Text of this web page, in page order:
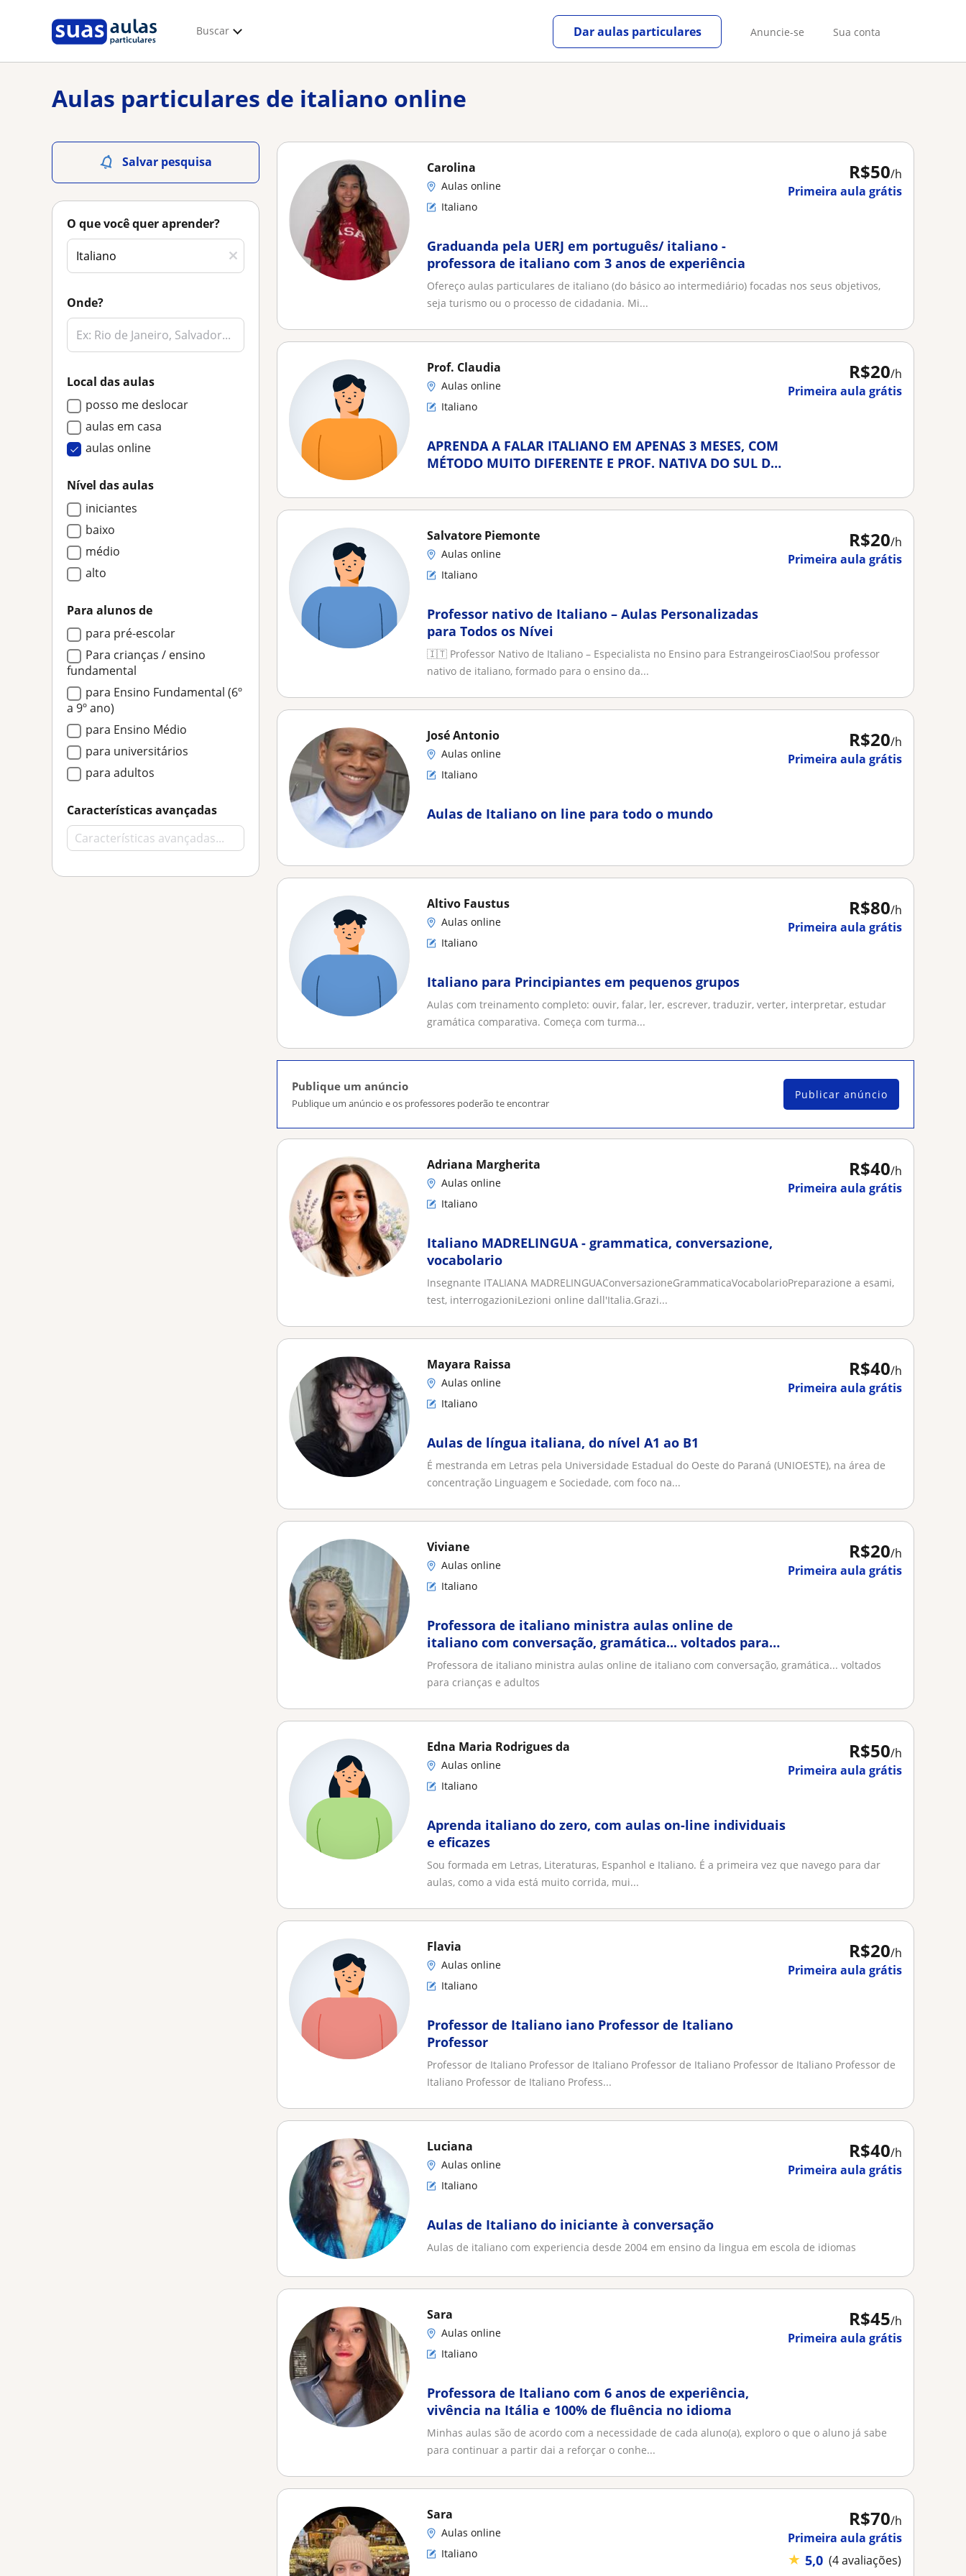
Buscar Anuncie-se Sua conta
Dar aulas particulares
Aulas particulares de italiano online
Salvar pesquisa
O que você quer aprender?
Onde?
Local das aulas
posso me deslocar
aulas em casa
aulas online
Nível das aulas
iniciantes
baixo
médio
alto
Para alunos de
para pré-escolar
Para crianças / ensino
fundamental
para Ensino Fundamental (6º
a 9º ano)
para Ensino Médio
para universitários
para adultos
Características avançadas
R$50/h
Primeira aula grátis
Carolina
Aulas online
Italiano
Graduanda pela UERJ em português/ italiano -
professora de italiano com 3 anos de experiência
Ofereço aulas particulares de italiano (do básico ao intermediário) focadas nos seus objetivos,
seja turismo ou o processo de cidadania. Mi...
R$20/h
Primeira aula grátis
Prof. Claudia
Aulas online
Italiano
APRENDA A FALAR ITALIANO EM APENAS 3 MESES, COM
MÉTODO MUITO DIFERENTE E PROF. NATIVA DO SUL DA
R$20/h
Primeira aula grátis
Salvatore Piemonte
Aulas online
Italiano
Professor nativo de Italiano – Aulas Personalizadas
para Todos os Nívei
🇮🇹 Professor Nativo de Italiano – Especialista no Ensino para EstrangeirosCiao!Sou professor
nativo de italiano, formado para o ensino da...
R$20/h
Primeira aula grátis
José Antonio
Aulas online
Italiano
Aulas de Italiano on line para todo o mundo
R$80/h
Primeira aula grátis
Altivo Faustus
Aulas online
Italiano
Italiano para Principiantes em pequenos grupos
Aulas com treinamento completo: ouvir, falar, ler, escrever, traduzir, verter, interpretar, estudar
gramática comparativa. Começa com turma...
Publique um anúncio
Publique um anúncio e os professores poderão te encontrar
Publicar anúncio
R$40/h
Primeira aula grátis
Adriana Margherita
Aulas online
Italiano
Italiano MADRELINGUA - grammatica, conversazione,
vocabolario
Insegnante ITALIANA MADRELINGUAConversazioneGrammaticaVocabolarioPreparazione a esami,
test, interrogazioniLezioni online dall'Italia.Grazi...
R$40/h
Primeira aula grátis
Mayara Raissa
Aulas online
Italiano
Aulas de língua italiana, do nível A1 ao B1
É mestranda em Letras pela Universidade Estadual do Oeste do Paraná (UNIOESTE), na área de
concentração Linguagem e Sociedade, com foco na...
R$20/h
Primeira aula grátis
Viviane
Aulas online
Italiano
Professora de italiano ministra aulas online de
italiano com conversação, gramática... voltados para
crianças e adultos
Professora de italiano ministra aulas online de italiano com conversação, gramática... voltados
para crianças e adultos
R$50/h
Primeira aula grátis
Edna Maria Rodrigues da
Aulas online
Italiano
Aprenda italiano do zero, com aulas on-line individuais
e eficazes
Sou formada em Letras, Literaturas, Espanhol e Italiano. É a primeira vez que navego para dar
aulas, como a vida está muito corrida, mui...
R$20/h
Primeira aula grátis
Flavia
Aulas online
Italiano
Professor de Italiano iano Professor de Italiano
Professor
Professor de Italiano Professor de Italiano Professor de Italiano Professor de Italiano Professor de
Italiano Professor de Italiano Profess...
R$40/h
Primeira aula grátis
Luciana
Aulas online
Italiano
Aulas de Italiano do iniciante à conversação
Aulas de italiano com experiencia desde 2004 em ensino da lingua em escola de idiomas
R$45/h
Primeira aula grátis
Sara
Aulas online
Italiano
Professora de Italiano com 6 anos de experiência,
vivência na Itália e 100% de fluência no idioma
Minhas aulas são de acordo com a necessidade de cada aluno(a), exploro o que o aluno já sabe
para continuar a partir dai a reforçar o conhe...
R$70/h
Primeira aula grátis
★ 5,0 (4 avaliações)
Sara
Aulas online
Italiano